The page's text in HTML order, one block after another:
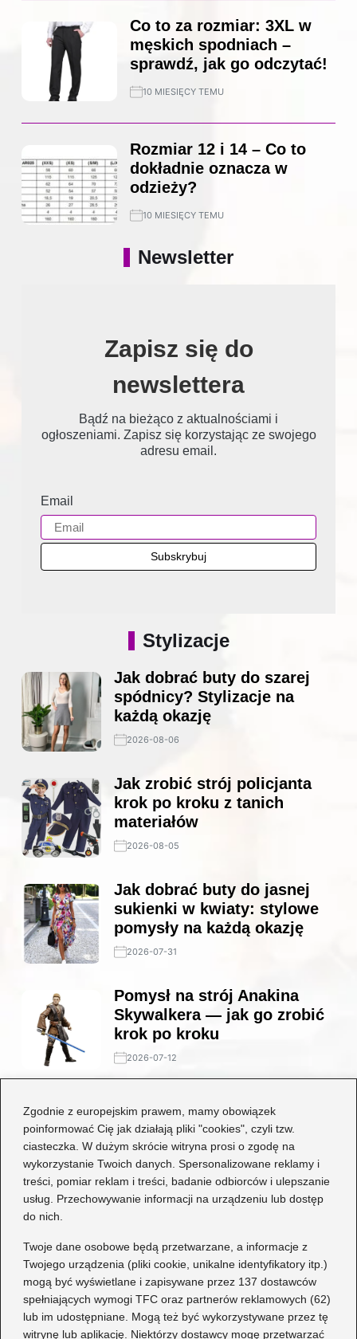
Zgodnie z europejskim prawem, mamy obowiązek
poinformować Cię jak działają pliki "cookies", czyli tzw.
ciasteczka. W dużym skrócie witryna prosi o zgodę na
wykorzystanie Twoich danych. Spersonalizowane reklamy i
treści, pomiar reklam i treści, badanie odbiorców i ulepszanie
usług. Przechowywanie informacji na urządzeniu lub dostęp
do nich.
Twoje dane osobowe będą przetwarzane, a informacje z
Twojego urządzenia (pliki cookie, unikalne identyfikatory itp.)
mogą być wyświetlane i zapisywane przez 137 dostawców
spełniających wymogi TFC oraz partnerów reklamowych (62)
lub im udostępniane. Mogą też być wykorzystywane przez tę
witrynę lub aplikację. Niektórzy dostawcy mogę przetwarzać
Co to za rozmiar: 3XL w
męskich spodniach –
sprawdź, jak go odczytać!
10 MIESIĘCY TEMU
Rozmiar 12 i 14 – Co to
dokładnie oznacza w
odzieży?
10 MIESIĘCY TEMU
Newsletter
Zapisz się do
newslettera
Bądź na bieżąco z aktualnościami i
ogłoszeniami. Zapisz się korzystając ze swojego
adresu email.
Email
Stylizacje
Jak dobrać buty do szarej
spódnicy? Stylizacje na
każdą okazję
2026-08-06
Jak zrobić strój policjanta
krok po kroku z tanich
materiałów
2026-08-05
Jak dobrać buty do jasnej
sukienki w kwiaty: stylowe
pomysły na każdą okazję
2026-07-31
Pomysł na strój Anakina
Skywalkera — jak go zrobić
krok po kroku
2026-07-12
buty będą idealne do czarnej
koronkowej sukienki?
2026-06-29
Kategorie
Dziecko(17)
Moda(67)
Obuwie(76)
Odzież(7)
Porady(75)